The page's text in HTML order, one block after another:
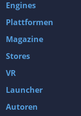
Engines
Plattformen
Magazine
Stores
VR
Launcher
Autoren